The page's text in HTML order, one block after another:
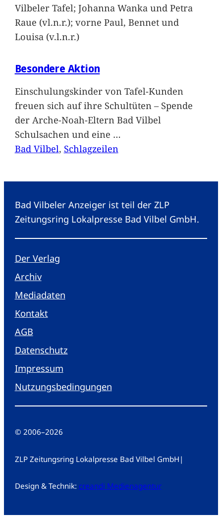
Vilbeler Tafel; Johanna Wanka und Petra
Raue (vl.n.r.); vorne Paul, Bennet und
Louisa (v.l.n.r.)
Besondere Aktion
Einschulungskinder von Tafel-Kunden
freuen sich auf ihre Schultüten – Spende
der Arche-Noah-Eltern Bad Vilbel
Schulsachen und eine …
Bad Vilbel, Schlagzeilen
Bad Vilbeler Anzeiger ist teil der ZLP
Zeitungsring Lokalpresse Bad Vilbel GmbH.
Der Verlag
Archiv
Mediadaten
Kontakt
AGB
Datenschutz
Impressum
Nutzungsbedingungen
© 2006–2026
ZLP Zeitungsring Lokalpresse Bad Vilbel GmbH |
Design & Technik: creandi Medienagentur